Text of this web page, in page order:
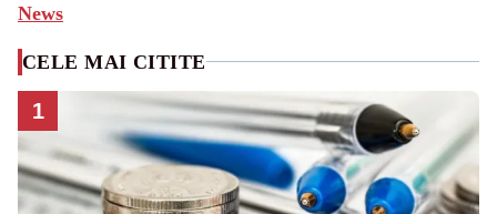
News
CELE MAI CITITE
1